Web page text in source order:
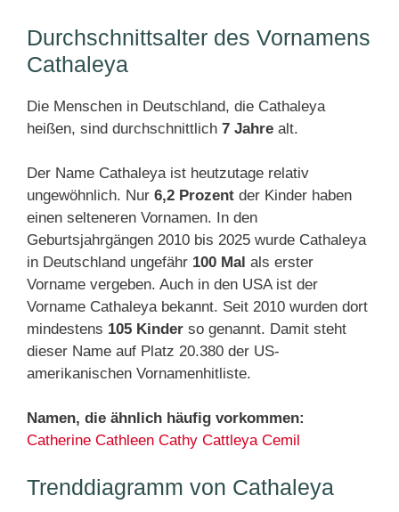
Durchschnittsalter des Vornamens
Cathaleya
Die Menschen in Deutschland, die Cathaleya
heißen, sind durchschnittlich 7 Jahre alt.
Der Name Cathaleya ist heutzutage relativ
ungewöhnlich. Nur 6,2 Prozent der Kinder haben
einen selteneren Vornamen. In den
Geburtsjahrgängen 2010 bis 2025 wurde Cathaleya
in Deutschland ungefähr 100 Mal als erster
Vorname vergeben. Auch in den USA ist der
Vorname Cathaleya bekannt. Seit 2010 wurden dort
mindestens 105 Kinder so genannt. Damit steht
dieser Name auf Platz 20.380 der US-
amerikanischen Vornamenhitliste.
Namen, die ähnlich häufig vorkommen:
Catherine Cathleen Cathy Cattleya Cemil
Trenddiagramm von Cathaleya